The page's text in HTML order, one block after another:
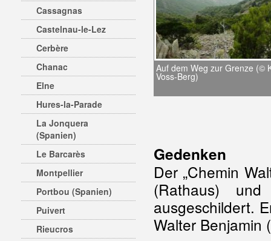
Cassagnas
Castelnau-le-Lez
Cerbère
Chanac
Elne
Hures-la-Parade
La Jonquera
(Spanien)
Le Barcarès
Montpellier
Portbou (Spanien)
Puivert
Rieucros
Auf dem Weg zur Grenze (©
Voss-Berg)
Gedenken
Der „Chemin
(Rathaus)
ausgeschildert.
Walter Benjamin